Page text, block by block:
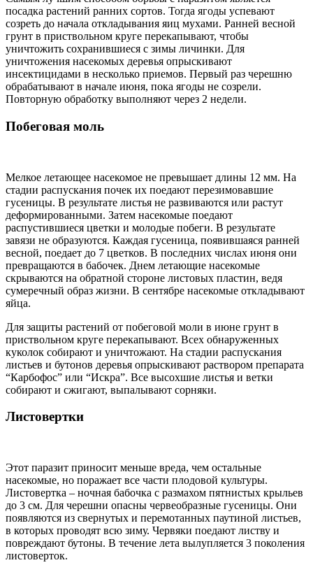
посадка растений ранних сортов. Тогда ягоды успевают
созреть до начала откладывания яиц мухами. Ранней весной
грунт в приствольном круге перекапывают, чтобы
уничтожить сохранившиеся с зимы личинки. Для
уничтожения насекомых деревья опрыскивают
инсектицидами в несколько приемов. Первый раз черешню
обрабатывают в начале июня, пока ягоды не созрели.
Повторную обработку выполняют через 2 недели.
Побеговая моль
Мелкое летающее насекомое не превышает длины 12 мм. На
стадии распускания почек их поедают перезимовавшие
гусеницы. В результате листья не развиваются или растут
деформированными. Затем насекомые поедают
распустившиеся цветки и молодые побеги. В результате
завязи не образуются. Каждая гусеница, появившаяся ранней
весной, поедает до 7 цветков. В последних числах июня они
превращаются в бабочек. Днем летающие насекомые
скрываются на обратной стороне листовых пластин, ведя
сумеречный образ жизни. В сентябре насекомые откладывают
яйца.
Для защиты растений от побеговой моли в июне грунт в
приствольном круге перекапывают. Всех обнаруженных
куколок собирают и уничтожают. На стадии распускания
листьев и бутонов деревья опрыскивают раствором препарата
“Карбофос” или “Искра”. Все высохшие листья и ветки
собирают и сжигают, выпалывают сорняки.
Листовертки
Этот паразит приносит меньше вреда, чем остальные
насекомые, но поражает все части плодовой культуры.
Листовертка – ночная бабочка с размахом пятнистых крыльев
до 3 см. Для черешни опасны червеобразные гусеницы. Они
появляются из свернутых и перемотанных паутиной листьев,
в которых проводят всю зиму. Червяки поедают листву и
повреждают бутоны. В течение лета вылупляется 3 поколения
листоверток.